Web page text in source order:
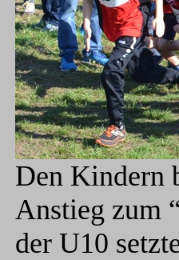
Den Kindern
Anstieg zum
der U10